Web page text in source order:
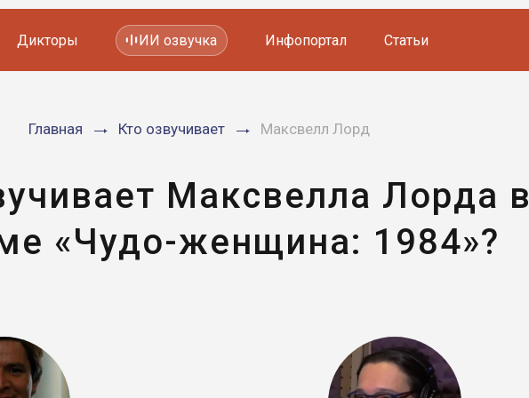
Мультфильмов
Дикторы ИИ озвучка Инфопортал Статьи
Главная Кто озвучивает Максвелл Лорд
Максвелла Лорда в
«Чудо-женщина: 1984»?